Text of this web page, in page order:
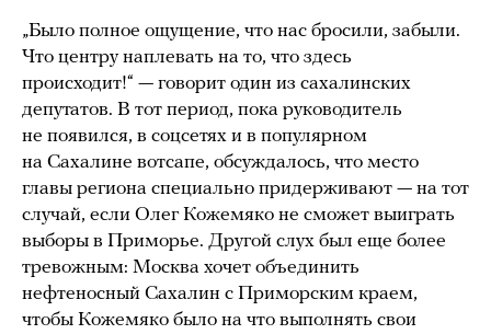
„Было полное ощущение, что нас бросили, забыли.
Что центру наплевать на то, что здесь
происходит!“ — говорит один из сахалинских
депутатов. В тот период, пока руководитель
не появился, в соцсетях и в популярном
на Сахалине вотсапе, обсуждалось, что место
главы региона специально придерживают — на тот
случай, если Олег Кожемяко не сможет выиграть
выборы в Приморье. Другой слух был еще более
тревожным: Москва хочет объединить
нефтеносный Сахалин с Приморским краем,
чтобы Кожемяко было на что выполнять свои